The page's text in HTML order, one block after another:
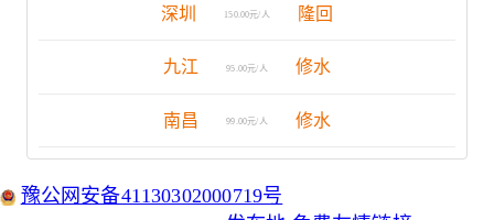
深圳 150.00元/人 隆回
九江 95.00元/人 修水
南昌 99.00元/人 修水
豫公网安备41130302000719号